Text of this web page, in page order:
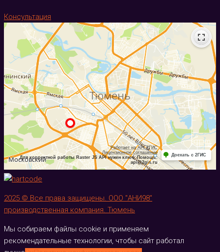
Консультация
2025 © Все права защищены. ООО "АНИ98"
производственная компания. Тюмень
Мы собираем файлы cookie и применяем
рекомендательные технологии, чтобы сайт работал